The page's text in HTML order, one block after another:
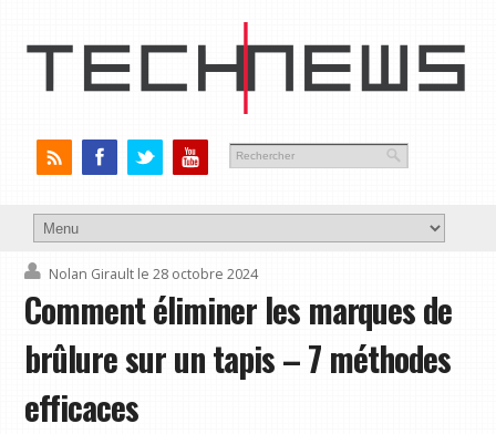
Nolan Girault le 28 octobre 2024
Comment éliminer les marques de
brûlure sur un tapis – 7 méthodes
efficaces